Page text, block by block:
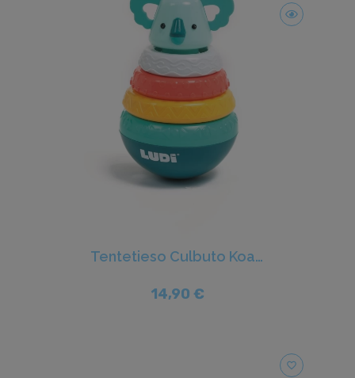
Tentetieso Culbuto Koala - Ludi
14,90 €
favorite_border